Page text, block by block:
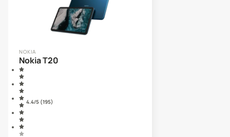
NOKIA
Nokia T20
4.4/5 (195)